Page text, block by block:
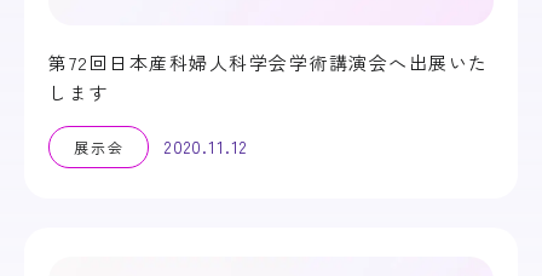
第72回日本産科婦人科学会学術講演会へ出展いた
します
展示会 2020.11.12